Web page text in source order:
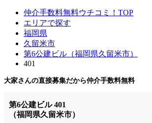
仲介手数料無料ウチコミ！TOP
エリアで探す
福岡県
久留米市
第6公建ビル（福岡県久留米市）
401
大家さんの直接募集だから仲介手数料無料
第6公建ビル 401
（福岡県久留米市）